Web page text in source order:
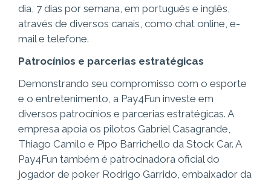
dia, 7 dias por semana, em português e inglês,
através de diversos canais, como chat online, e-
mail e telefone.
Patrocínios e parcerias estratégicas
Demonstrando seu compromisso com o esporte
e o entretenimento, a Pay4Fun investe em
diversos patrocínios e parcerias estratégicas. A
empresa apoia os pilotos Gabriel Casagrande,
Thiago Camilo e Pipo Barrichello da Stock Car. A
Pay4Fun também é patrocinadora oficial do
jogador de poker Rodrigo Garrido, embaixador da